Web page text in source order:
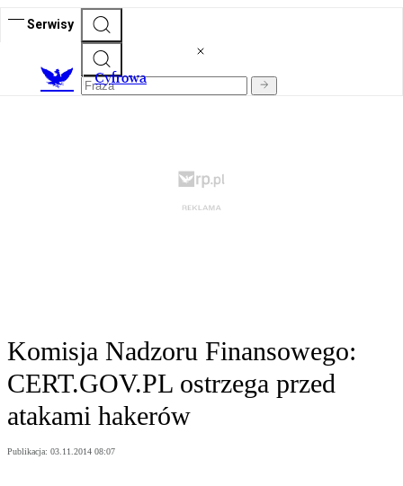
Serwisy
Cyfrowa
Komisja Nadzoru Finansowego:
CERT.GOV.PL ostrzega przed
atakami hakerów
Publikacja: 03.11.2014 08:07